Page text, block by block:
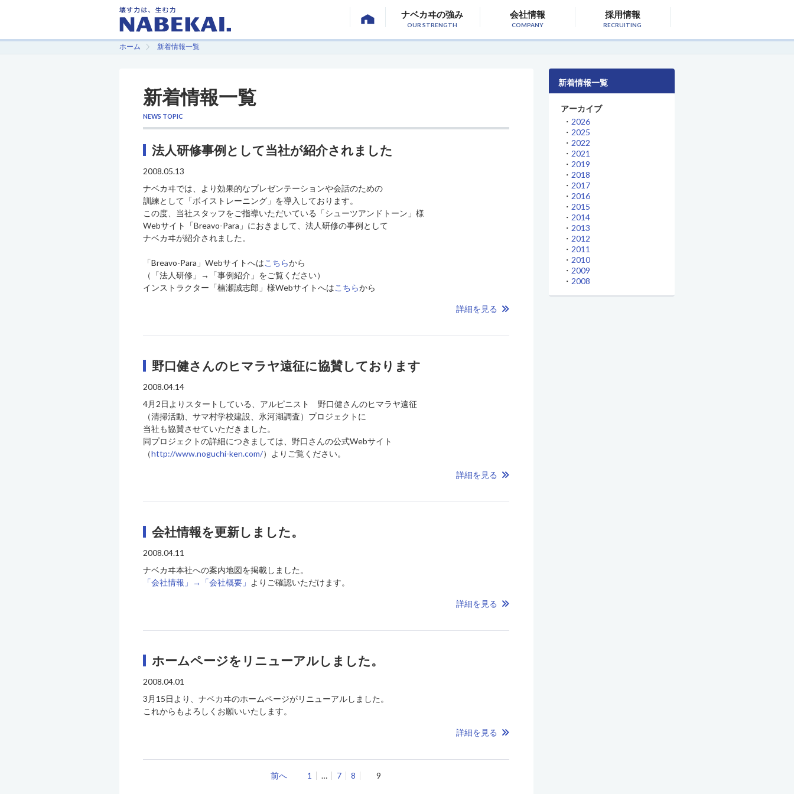
ナベカヰの強み
OUR STRENGTH
会社情報
COMPANY
採用情報
RECRUITING
ホーム 新着情報一覧
新着情報一覧
NEWS TOPIC
法人研修事例として当社が紹介されました
2008.05.13
ナベカヰでは、より効果的なプレゼンテーションや会話のための
訓練として「ボイストレーニング」を導入しております。
この度、当社スタッフをご指導いただいている「シューツアンドトーン」様
Webサイト「Breavo-Para」におきまして、法人研修の事例として
ナベカヰが紹介されました。
「Breavo-Para」Webサイトへはこちらから
（「法人研修」→「事例紹介」をご覧ください）
インストラクター「楠瀬誠志郎」様Webサイトへはこちらから
詳細を見る
野口健さんのヒマラヤ遠征に協賛しております
2008.04.14
4月2日よりスタートしている、アルピニスト 野口健さんのヒマラヤ遠征
（清掃活動、サマ村学校建設、氷河湖調査）プロジェクトに
当社も協賛させていただきました。
同プロジェクトの詳細につきましては、野口さんの公式Webサイト
（http://www.noguchi-ken.com/）よりご覧ください。
詳細を見る
会社情報を更新しました。
2008.04.11
ナベカヰ本社への案内地図を掲載しました。
「会社情報」→「会社概要」 よりご確認いただけます。
詳細を見る
ホームページをリニューアルしました。
2008.04.01
3月15日より、ナベカヰのホームページがリニューアルしました。
これからもよろしくお願いいたします。
詳細を見る
前へ 1 … 7 8 9
新着情報一覧
アーカイブ
・ 2026
・ 2025
・ 2022
・ 2021
・ 2019
・ 2018
・ 2017
・ 2016
・ 2015
・ 2014
・ 2013
・ 2012
・ 2011
・ 2010
・ 2009
・ 2008